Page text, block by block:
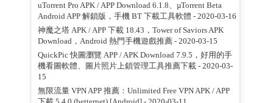
uTorrent Pro APK / APP Download 6.1.8、µTorrent Beta
Android APP 解鎖版，手機 BT 下載工具軟體 - 2020-03-16
神魔之塔 APK / APP 下載 18.43，Tower of Saviors APK
Download，Android 熱門手機遊戲推薦- 2020-03-15
QuickPic 快圖瀏覽 APP / APK Download 7.9.5，好用的手
機看圖軟體、圖片照片上鎖管理工具推薦下載- 2020-03-
15
無限流量 VPN APP 推薦：Unlimited Free VPN APK / APP